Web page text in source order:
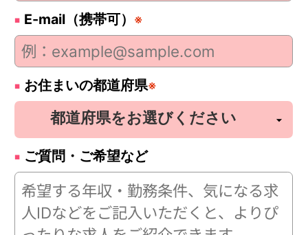
E-mail（携帯可） ※
お住まいの都道府県※
ご質問・ご希望など